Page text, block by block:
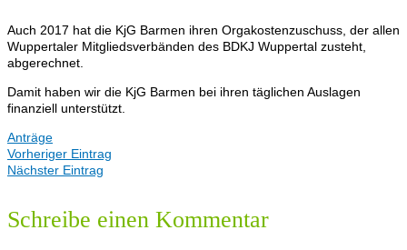
Auch 2017 hat die KjG Barmen ihren Orgakostenzuschuss, der allen
Wuppertaler Mitgliedsverbänden des BDKJ Wuppertal zusteht,
abgerechnet.
Damit haben wir die KjG Barmen bei ihren täglichen Auslagen
finanziell unterstützt.
Anträge
Vorheriger Eintrag
Nächster Eintrag
Schreibe einen Kommentar